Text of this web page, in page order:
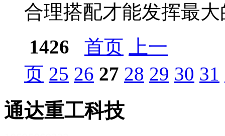
合理搭配才能发挥最大
1426
首页
上一
页 25 26 27 28 29 30 31
通达重工科技